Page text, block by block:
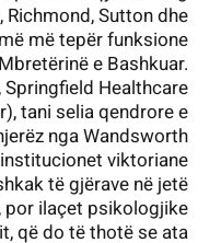
Sutton dhe
më tepër funksione
e Bashkuar.
Healthcare
tani selia qendrore e
nga Wandsworth
viktoriane
të gjërave në jetë
por ilaçet psikologjike
që do të thotë se ata